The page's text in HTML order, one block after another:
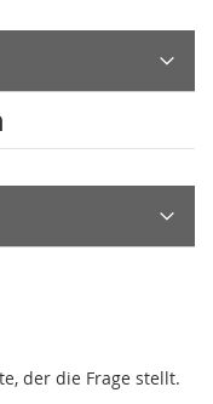
der die Frage stellt.